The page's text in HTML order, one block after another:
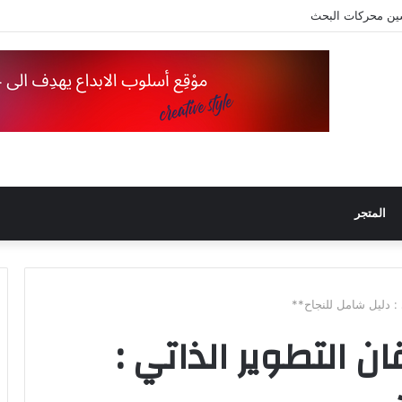
محركات البحث
المتجر
لإتقان التطوير الذاتي :